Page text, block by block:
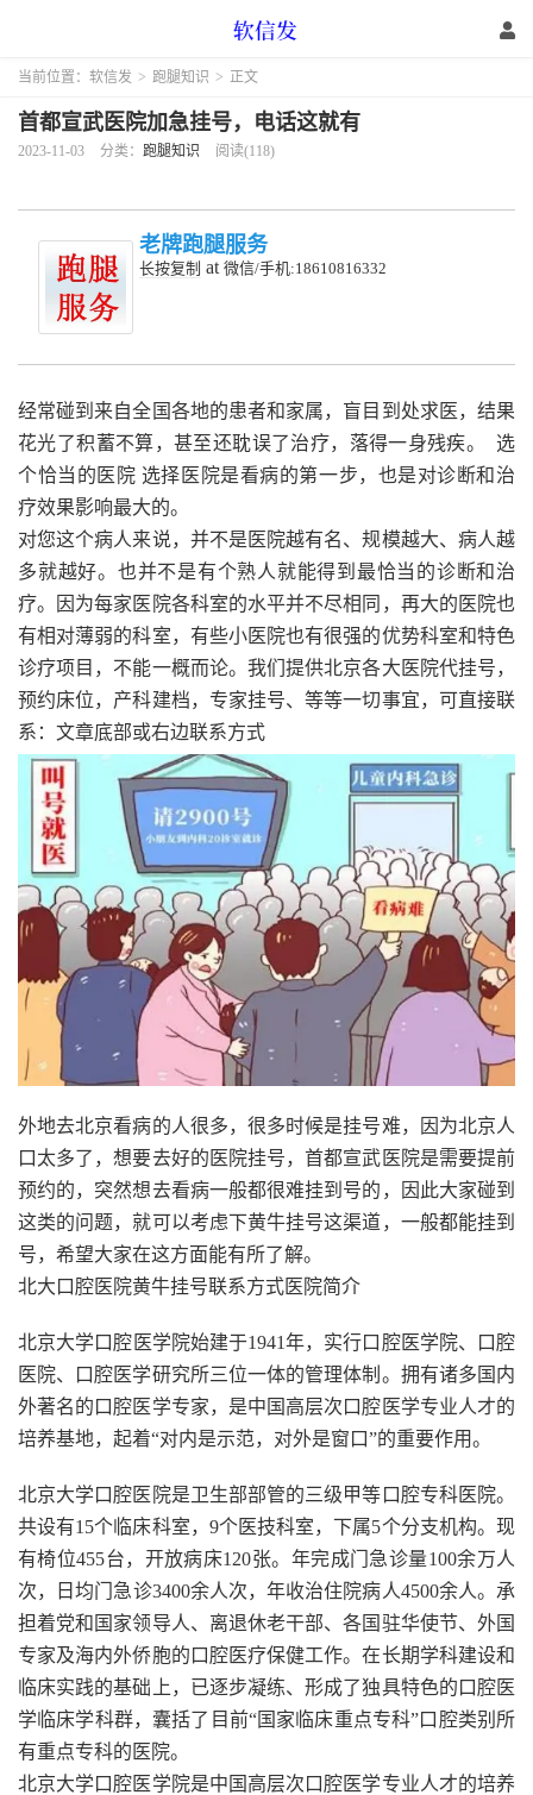
当前位置： 软信发 > 跑腿知识 > 正文
首都宣武医院加急挂号，电话这就有
2023-11-03 分类： 跑腿知识 阅读(118)
老牌跑腿服务
长按复制 at 微信/手机:18610816332
经常碰到来自全国各地的患者和家属，盲目到处求医，结果
花光了积蓄不算，甚至还耽误了治疗，落得一身残疾。 选
个恰当的医院 选择医院是看病的第一步，也是对诊断和治
疗效果影响最大的。
对您这个病人来说，并不是医院越有名、规模越大、病人越
多就越好。也并不是有个熟人就能得到最恰当的诊断和治
疗。因为每家医院各科室的水平并不尽相同，再大的医院也
有相对薄弱的科室，有些小医院也有很强的优势科室和特色
诊疗项目，不能一概而论。我们提供北京各大医院代挂号，
预约床位，产科建档，专家挂号、等等一切事宜，可直接联
系：文章底部或右边联系方式
外地去北京看病的人很多，很多时候是挂号难，因为北京人
口太多了，想要去好的医院挂号，首都宣武医院是需要提前
预约的，突然想去看病一般都很难挂到号的，因此大家碰到
这类的问题，就可以考虑下黄牛挂号这渠道，一般都能挂到
号，希望大家在这方面能有所了解。
北大口腔医院黄牛挂号联系方式医院简介
北京大学口腔医学院始建于1941年，实行口腔医学院、口腔
医院、口腔医学研究所三位一体的管理体制。拥有诸多国内
外著名的口腔医学专家，是中国高层次口腔医学专业人才的
培养基地，起着“对内是示范，对外是窗口”的重要作用。
北京大学口腔医院是卫生部部管的三级甲等口腔专科医院。
共设有15个临床科室，9个医技科室，下属5个分支机构。现
有椅位455台，开放病床120张。年完成门急诊量100余万人
次，日均门急诊3400余人次，年收治住院病人4500余人。承
担着党和国家领导人、离退休老干部、各国驻华使节、外国
专家及海内外侨胞的口腔医疗保健工作。在长期学科建设和
临床实践的基础上，已逐步凝练、形成了独具特色的口腔医
学临床学科群，囊括了目前“国家临床重点专科”口腔类别所
有重点专科的医院。
北京大学口腔医学院是中国高层次口腔医学专业人才的培养